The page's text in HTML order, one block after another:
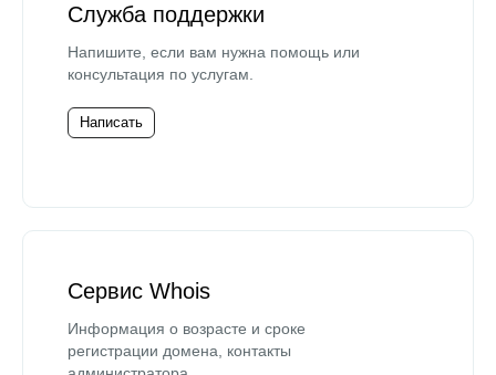
Служба поддержки
Напишите, если вам нужна помощь или
консультация по услугам.
Написать
Сервис Whois
Информация о возрасте и сроке
регистрации домена, контакты